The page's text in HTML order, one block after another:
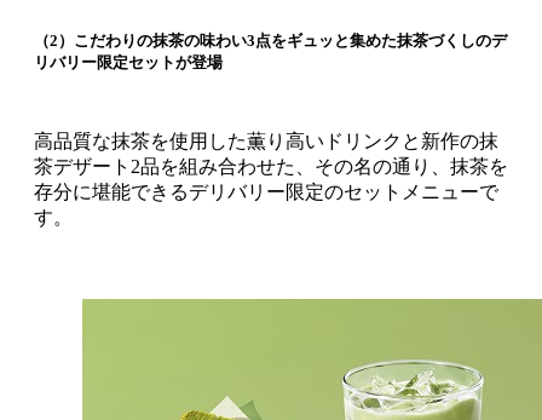
（2）こだわりの抹茶の味わい3点をギュッと集めた抹茶づくしのデ
リバリー限定セットが登場
高品質な抹茶を使用した薫り高いドリンクと新作の抹
茶デザート2品を組み合わせた、その名の通り、抹茶を
存分に堪能できるデリバリー限定のセットメニューで
す。